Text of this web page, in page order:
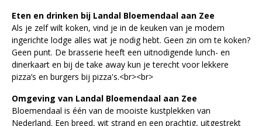
Eten en drinken bij Landal Bloemendaal aan Zee
Als je zelf wilt koken, vind je in de keuken van je modern
ingerichte lodge alles wat je nodig hebt. Geen zin om te koken?
Geen punt. De brasserie heeft een uitnodigende lunch- en
dinerkaart en bij de take away kun je terecht voor lekkere
pizza’s en burgers bij pizza's.<br><br>
Omgeving van Landal Bloemendaal aan Zee
Bloemendaal is één van de mooiste kustplekken van
Nederland. Een breed, wit strand en een prachtig, uitgestrekt